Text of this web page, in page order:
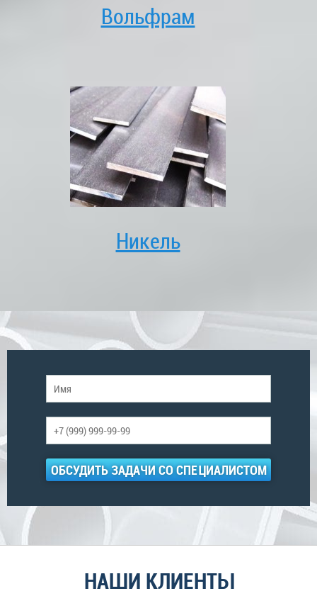
Вольфрам
Никель
ОБСУДИТЬ ЗАДАЧИ СО СПЕЦИАЛИСТОМ
НАШИ КЛИЕНТЫ